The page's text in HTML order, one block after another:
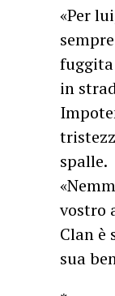
«Per
in
spalle.
vostro
Clan è
sua